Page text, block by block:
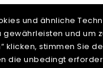
und ähnliche
gewährleisten und um
klicken, stimmen Sie
die unbedingt